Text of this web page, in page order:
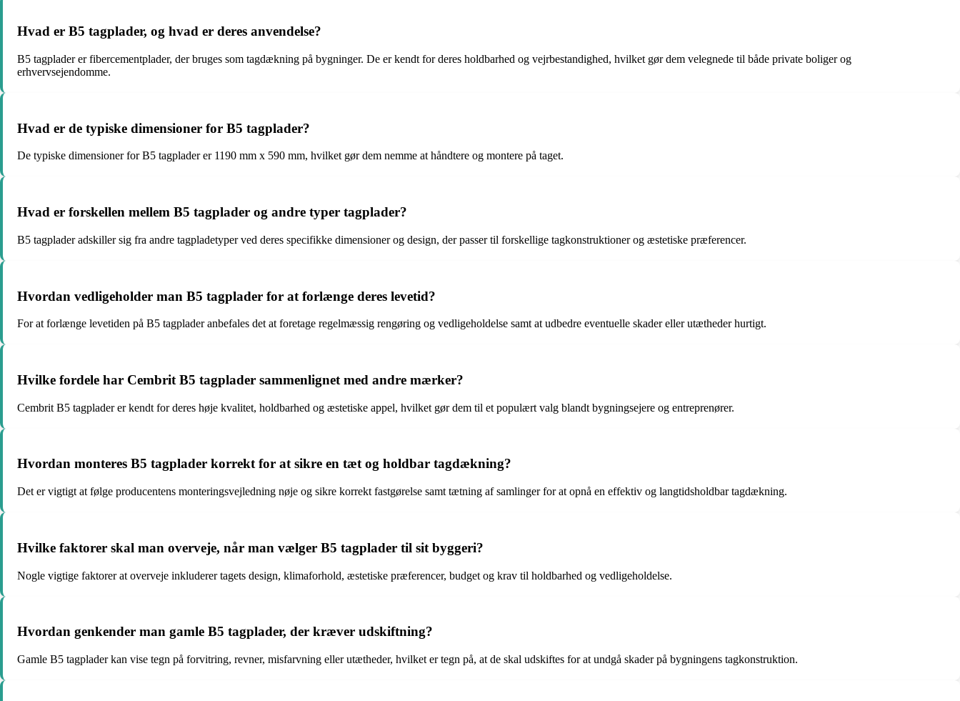
Hvad er B5 tagplader, og hvad er deres anvendelse?
B5 tagplader er fibercementplader, der bruges som tagdækning på bygninger. De er kendt for deres holdbarhed og vejrbestandighed, hvilket gør dem velegnede til både private boliger og
erhvervsejendomme.
Hvad er de typiske dimensioner for B5 tagplader?
De typiske dimensioner for B5 tagplader er 1190 mm x 590 mm, hvilket gør dem nemme at håndtere og montere på taget.
Hvad er forskellen mellem B5 tagplader og andre typer tagplader?
B5 tagplader adskiller sig fra andre tagpladetyper ved deres specifikke dimensioner og design, der passer til forskellige tagkonstruktioner og æstetiske præferencer.
Hvordan vedligeholder man B5 tagplader for at forlænge deres levetid?
For at forlænge levetiden på B5 tagplader anbefales det at foretage regelmæssig rengøring og vedligeholdelse samt at udbedre eventuelle skader eller utætheder hurtigt.
Hvilke fordele har Cembrit B5 tagplader sammenlignet med andre mærker?
Cembrit B5 tagplader er kendt for deres høje kvalitet, holdbarhed og æstetiske appel, hvilket gør dem til et populært valg blandt bygningsejere og entreprenører.
Hvordan monteres B5 tagplader korrekt for at sikre en tæt og holdbar tagdækning?
Det er vigtigt at følge producentens monteringsvejledning nøje og sikre korrekt fastgørelse samt tætning af samlinger for at opnå en effektiv og langtidsholdbar tagdækning.
Hvilke faktorer skal man overveje, når man vælger B5 tagplader til sit byggeri?
Nogle vigtige faktorer at overveje inkluderer tagets design, klimaforhold, æstetiske præferencer, budget og krav til holdbarhed og vedligeholdelse.
Hvordan genkender man gamle B5 tagplader, der kræver udskiftning?
Gamle B5 tagplader kan vise tegn på forvitring, revner, misfarvning eller utætheder, hvilket er tegn på, at de skal udskiftes for at undgå skader på bygningens tagkonstruktion.